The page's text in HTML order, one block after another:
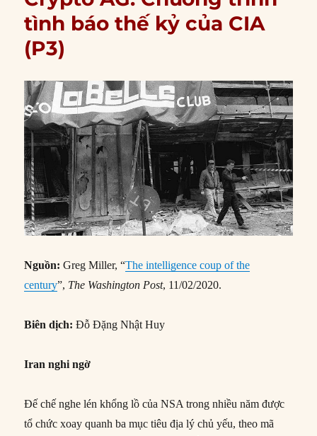
tình báo thế kỷ của CIA
(P3)
Nguồn: Greg Miller, “The intelligence coup of the
century”, The Washington Post, 11/02/2020.
Biên dịch: Đỗ Đặng Nhật Huy
Iran nghi ngờ
Đế chế nghe lén khổng lồ của NSA trong nhiều năm được
tổ chức xoay quanh ba mục tiêu địa lý chủ yếu, theo mã